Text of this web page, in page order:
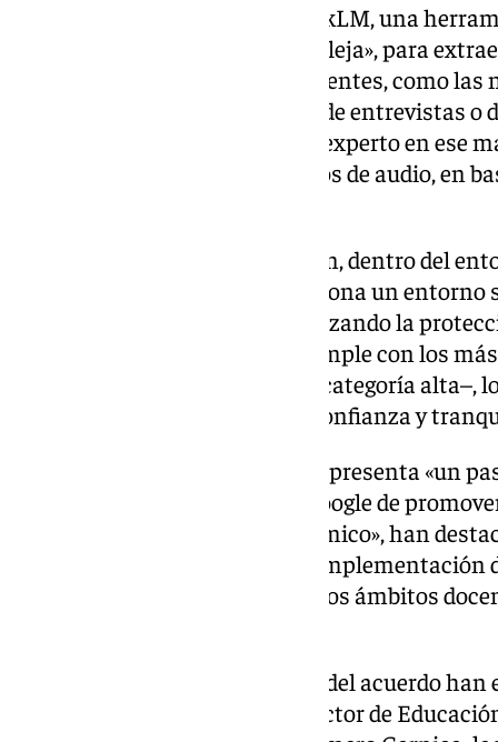
Además contarán con NotebookLM, una
comprender información compleja», para
permitiendo cargar distintas fuentes, como las
investigación, transcripciones de entrevistas
un instante se convierte en un experto en ese
facilita la generación de archivos de audio, en
Google Workspace for Education, dentro del
Universidad de Sevilla, proporciona un entorno
todas las herramientas, garantizando la
información. La plataforma cumple con los
privacidad –cuenta con el ENS categoría alta–,
utilizar las herramientas con confianza y
Este acuerdo de colaboración representa «un
de la Universidad de Sevilla y Google de
tecnológico en el ámbito académico», han
universitario. Se espera que la
impacto significativo tanto en los ámbitos
Finalmente, en el acto de firma del acuerdo
US, Miguel Ángel Castro; el director de